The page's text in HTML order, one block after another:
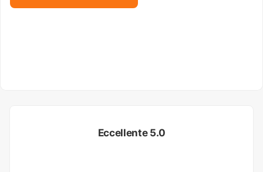
Eccellente 5.0